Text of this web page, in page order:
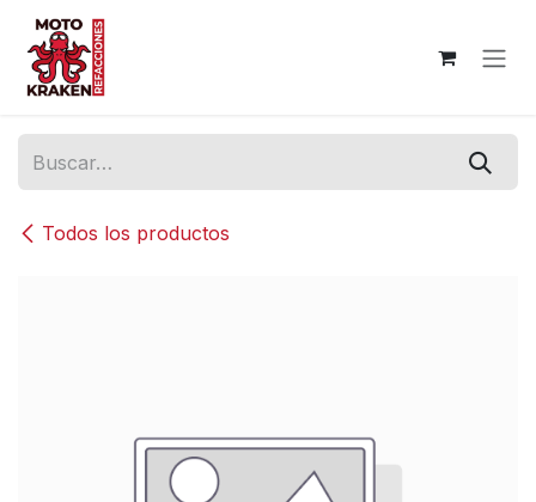
Ir al contenido
Todos los productos